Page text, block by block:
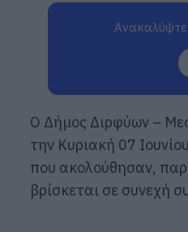
Ο Δήμος Διρφύων –
την Κυριακή 07
που ακολούθησαν,
βρίσκεται σε συνεχή